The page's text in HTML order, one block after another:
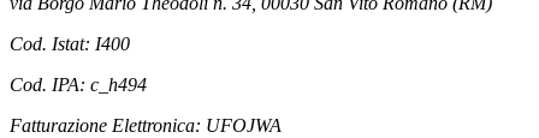
Cod. Istat: I400
Cod. IPA: c_h494
Fatturazione Elettronica: UFOJWA